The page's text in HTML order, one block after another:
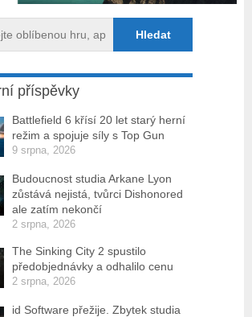
příspěvky
Battlefield 6 křísí 20 let starý herní
režim a spojuje síly s Top Gun
9 srpna, 2026
Budoucnost studia Arkane Lyon
zůstává nejistá, tvůrci Dishonored
ale zatím nekončí
2 srpna, 2026
The Sinking City 2 spustilo
předobjednávky a odhalilo cenu
2 srpna, 2026
id Software přežije. Zbytek studia